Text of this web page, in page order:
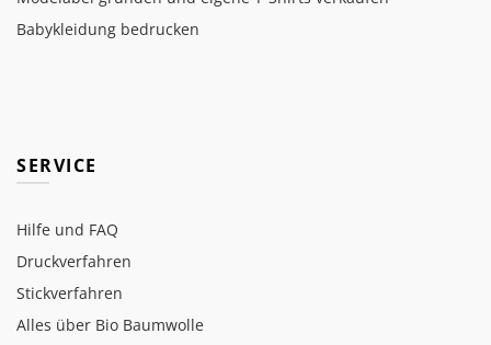
Babykleidung bedrucken
SERVICE
Hilfe und FAQ
Druckverfahren
Stickverfahren
Alles über Bio Baumwolle